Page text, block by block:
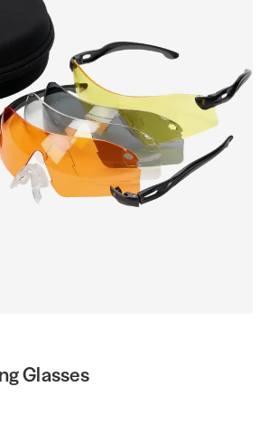
Glasses